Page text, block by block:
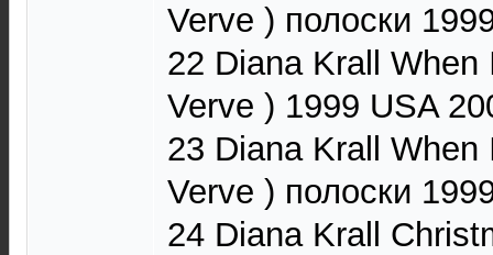
Verve ) полоски
22 Diana Krall
Verve ) 1999 USA
23 Diana Krall
Verve ) полоски
24 Diana Krall